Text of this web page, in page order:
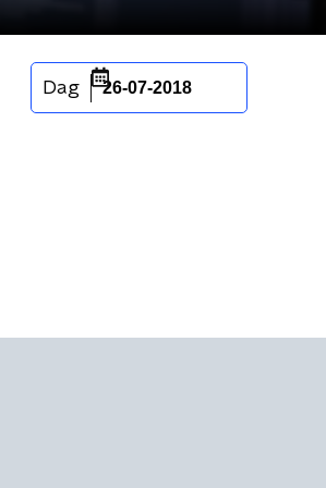
Dag 26-07-2018